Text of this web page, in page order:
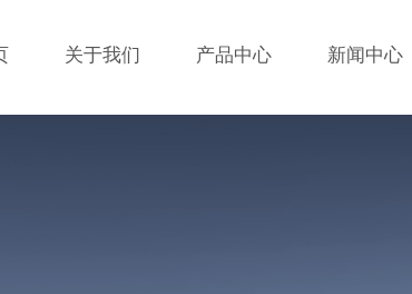
关于我们 产品中心 新闻中心